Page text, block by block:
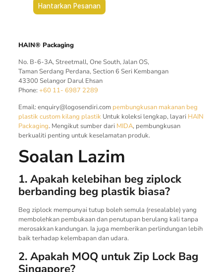
HAIN® Packaging
No. B-6-3A, Streetmall, One South, Jalan OS,
Taman Serdang Perdana, Section 6 Seri Kembangan
43300 Selangor Darul Ehsan
Phone: +60 11- 6987 2289
Email: enquiry@logosendiri.com pembungkusan makanan beg
plastik custom kilang plastikUntuk koleksi lengkap, layari HAIN
Packaging. Mengikut sumber dari MIDA, pembungkusan
berkualiti penting untuk keselamatan produk.
Soalan Lazim
1. Apakah kelebihan beg ziplock
berbanding beg plastik biasa?
Beg ziplock mempunyai tutup boleh semula (resealable) yang
membolehkan pembukaan dan penutupan berulang kali tanpa
merosakkan kandungan. Ia juga memberikan perlindungan lebih
baik terhadap kelembapan dan udara.
2. Apakah MOQ untuk Zip Lock Bag
Singapore?